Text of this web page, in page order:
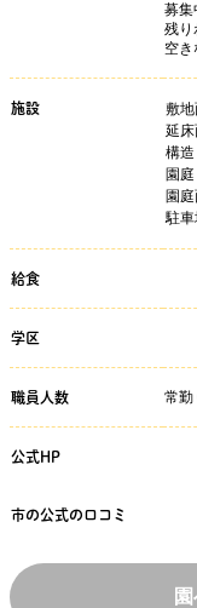
募集
残り
空き
施設 敷
延
構造
園庭
園
駐
給食
学区
職員人数 常勤
公式HP
市の公式の口コミ